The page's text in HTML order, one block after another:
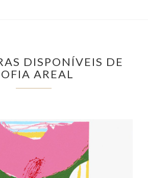
DISPONÍVEIS DE
AREAL